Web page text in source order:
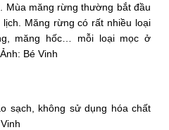
Mùa măng rừng thường bắt đầu
Măng rừng có rất nhiều loại
măng hốc… mỗi loại mọc ở
Bé Vinh
sạch, không sử dụng hóa chất